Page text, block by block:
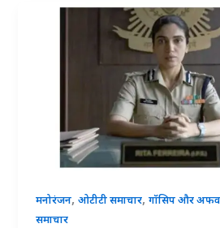
मनोरंजन,ओटीटी समाचार,गॉसिप और
समाचार